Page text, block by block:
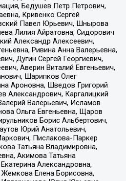
Бедушев Петр Петрович,
Кривенко Сергей
Павел Юрьевич, Шнырова
Лилия Айратовна, Сидорович
Александр Алексеевич,
Ривина Анна Валерьевна,
Дугин Сергей Георгиевич,
Аверин Виталий Евгеньевич,
Шарипков Олег
Ароновна, Шведов Григорий
Александрович, Каргалицкий
Валерьевич, Исламов
Ольга Евгеньевна, Щаров
Борис Альбертович,
Юрий Анатольевич,
Пислакова-Паркер
Татьяна Владимировна,
Акимова Татьяна
Александровна,
Елена Борисовна,